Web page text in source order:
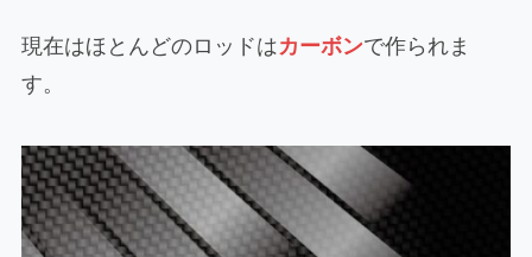
現在はほとんどのロッドはカーボンで作られま
す。